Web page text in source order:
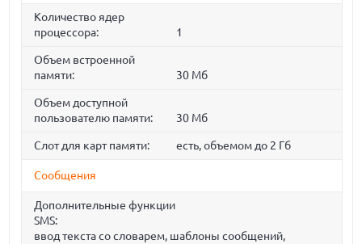
Количество ядер
процессора:
1
Объем встроенной
памяти:
30 Мб
Объем доступной
пользователю памяти:
30 Мб
Слот для карт памяти: есть, объемом до 2 Гб
Сообщения
Дополнительные функции
SMS:
ввод текста со словарем, шаблоны сообщений,